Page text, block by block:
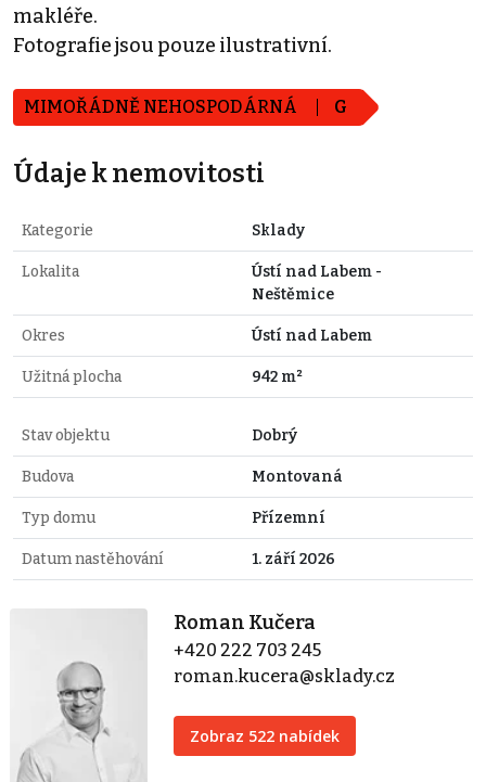
makléře.
Fotografie jsou pouze ilustrativní.
MIMOŘÁDNĚ NEHOSPODÁRNÁ G
Údaje k nemovitosti
Kategorie Sklady
Lokalita
Ústí nad Labem -
Neštěmice
Okres Ústí nad Labem
Užitná plocha 942 m²
Stav objektu Dobrý
Budova Montovaná
Typ domu Přízemní
Datum nastěhování 1. září 2026
Roman Kučera
+420 222 703 245
roman.kucera@sklady.cz
Zobraz 522 nabídek